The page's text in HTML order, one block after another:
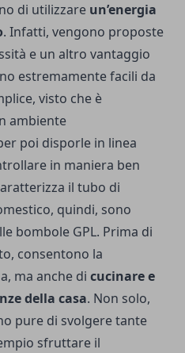
di utilizzare un’energia
. Infatti, vengono proposte
e un altro vantaggio
estremamente facili da
visto che è
ambiente
poi disporle in linea
in maniera ben
il tubo di
quindi, sono
bombole GPL. Prima di
consentono la
ma anche di cucinare e
della casa. Non solo,
pure di svolgere tante
sfruttare il